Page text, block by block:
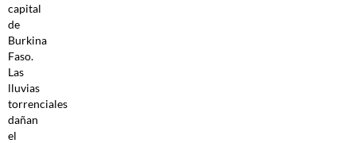
capital
de
Burkina
Faso.
Las
lluvias
torrenciales
dañan
el